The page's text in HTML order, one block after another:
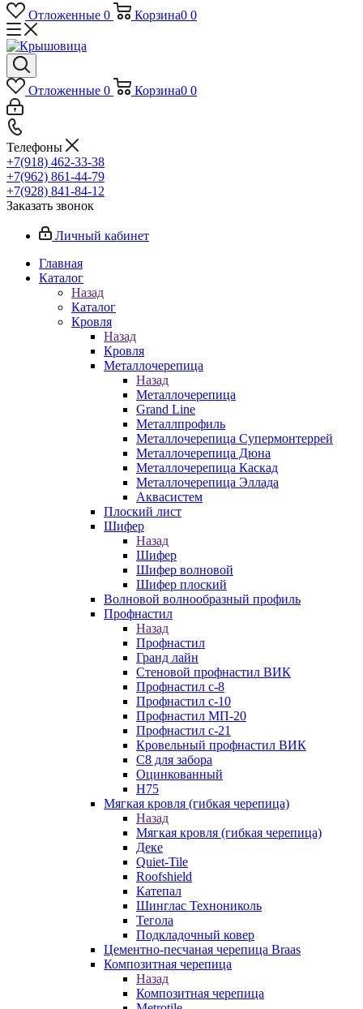
Отложенные 0 Корзина0 0
Отложенные 0 Корзина0 0
Телефоны
+7(918) 462-33-38
+7(962) 861-44-79
+7(928) 841-84-12
Заказать звонок
Личный кабинет
Главная
Каталог
Назад
Каталог
Кровля
Назад
Кровля
Металлочерепица
Назад
Металлочерепица
Grand Line
Металлпрофиль
Металлочерепица Супермонтеррей
Металлочерепица Дюна
Металлочерепица Каскад
Металлочерепица Эллада
Аквасистем
Плоский лист
Шифер
Назад
Шифер
Шифер волновой
Шифер плоский
Волновой волнообразный профиль
Профнастил
Назад
Профнастил
Гранд лайн
Стеновой профнастил ВИК
Профнастил с-8
Профнастил с-10
Профнастил МП-20
Профнастил с-21
Кровельный профнастил ВИК
С8 для забора
Оцинкованный
Н75
Мягкая кровля (гибкая черепица)
Назад
Мягкая кровля (гибкая черепица)
Деке
Quiet-Tile
Roofshield
Катепал
Шинглас Технониколь
Тегола
Подкладочный ковер
Цементно-песчаная черепица Braas
Композитная черепица
Назад
Композитная черепица